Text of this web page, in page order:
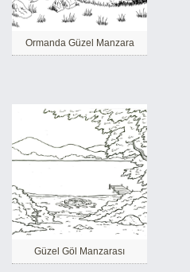
Ormanda Güzel Manzara
Güzel Göl Manzarası